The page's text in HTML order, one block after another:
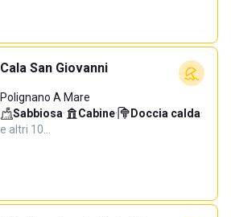
Cala San Giovanni
Polignano A Mare
Sabbiosa· Cabine· Doccia calda·
e altri 10…